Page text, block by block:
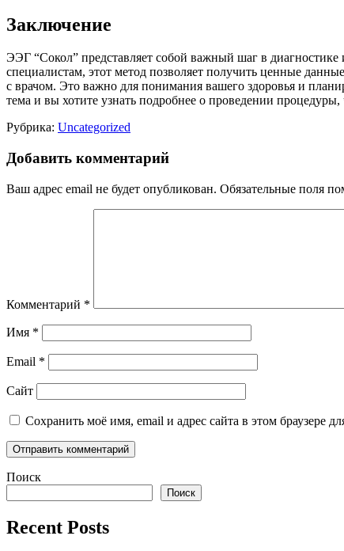
Заключение
ЭЭГ “Сокол” представляет собой важный шаг в
специалистам, этот метод позволяет получить ценные
с врачом. Это важно для понимания вашего здоровья и
тема и вы хотите узнать подробнее о проведении
Рубрика: Uncategorized
Добавить комментарий
Ваш адрес email не будет опубликован. Обязательные поля
Комментарий *
Имя *
Email *
Сайт
Сохранить моё имя, email и адрес сайта в этом браузере
Поиск
Поиск
Recent Posts